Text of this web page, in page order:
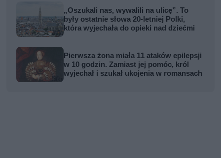
„Oszukali nas, wywalili na ulicę”. To
były ostatnie słowa 20-letniej Polki,
która wyjechała do opieki nad dziećmi
Pierwsza żona miała 11 ataków epilepsji
w 10 godzin. Zamiast jej pomóc, król
wyjechał i szukał ukojenia w romansach